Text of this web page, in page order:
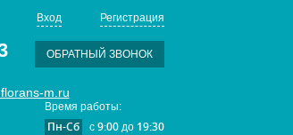
Вход Регистрация
ОБРАТНЫЙ ЗВОНОК
m.ru
Время работы:
Пн-Сб с 9:00до 19:30